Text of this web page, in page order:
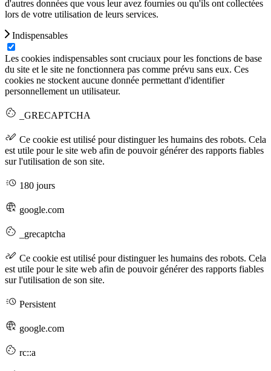
d'autres données que vous leur avez fournies ou qu'ils ont collectées
lors de votre utilisation de leurs services.
Indispensables
Les cookies indispensables sont cruciaux pour les fonctions de base
du site et le site ne fonctionnera pas comme prévu sans eux. Ces
cookies ne stockent aucune donnée permettant d'identifier
personnellement un utilisateur.
_GRECAPTCHA
Ce cookie est utilisé pour distinguer les humains des robots. Cela
est utile pour le site web afin de pouvoir générer des rapports fiables
sur l'utilisation de son site.
180 jours
google.com
_grecaptcha
Ce cookie est utilisé pour distinguer les humains des robots. Cela
est utile pour le site web afin de pouvoir générer des rapports fiables
sur l'utilisation de son site.
Persistent
google.com
rc::a